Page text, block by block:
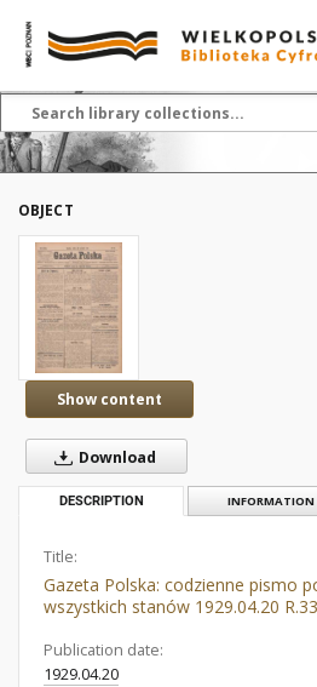
OBJECT
Show content
Download
DESCRIPTION INFORMATION
Title:
Gazeta Polska: codzienne pismo
wszystkich stanów 1929.04.20
Publication date:
1929.04.20